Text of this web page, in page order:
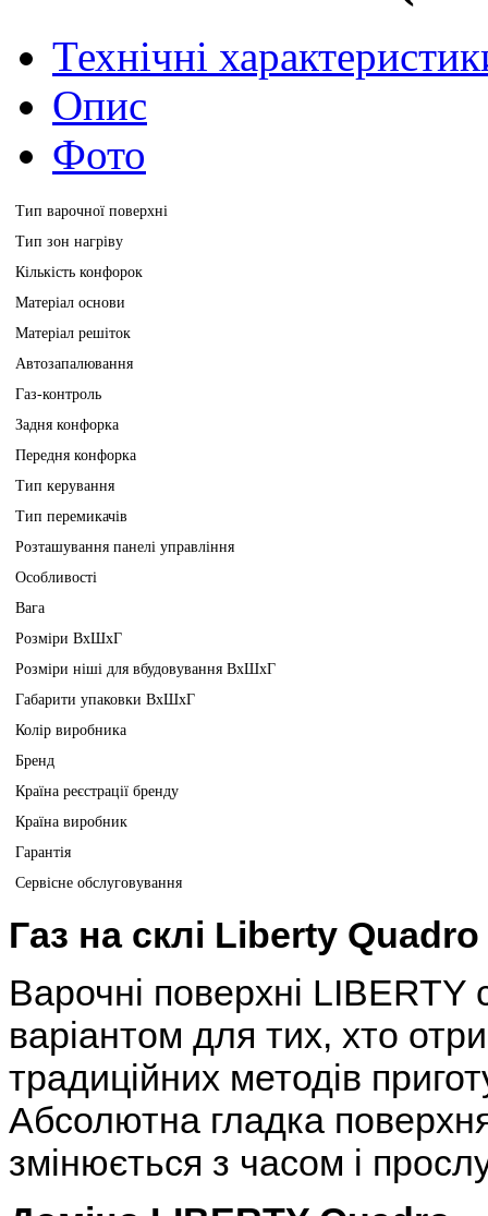
Технічні
Опис
Фото
Тип варочної поверхні
Тип зон нагріву
Кількість конфорок
Матеріал основи
Матеріал решіток
Автозапалювання
Газ-контроль
Задня конфорка
Передня конфорка
Тип керування
Тип перемикачів
Розташування панелі управління
Особливості
Вага
Розміри ВхШхГ
Розміри ніші для вбудовування ВхШхГ
Габарити упаковки ВхШхГ
Колір виробника
Бренд
Країна реєстрації бренду
Країна виробник
Гарантія
Сервісне обслуговування
Газ на склі Liberty Quadro
Варочні поверхні LIBERTY
варіантом для тих, хто
традиційних методів
Абсолютна гладка
змінюється з часом і